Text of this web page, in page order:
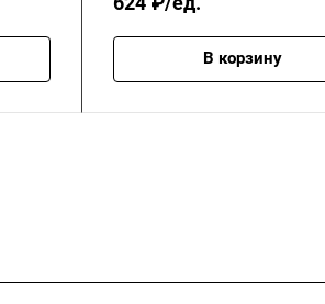
В корзину